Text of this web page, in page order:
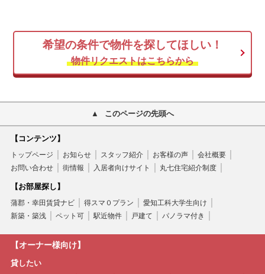
希望の条件で物件を探してほしい！
物件リクエストはこちらから
このページの先頭へ
【コンテンツ】
トップページ お知らせ スタッフ紹介 お客様の声
会社概要
お問い合わせ
街情報 入居者向けサイト 丸七住宅紹介制度
【お部屋探し】
蒲郡・幸田賃貸ナビ 得スマ０プラン
愛知工科大学生向け
新築・築浅
ペット可 駅近物件 戸建て パノラマ付き
【オーナー様向け】
貸したい